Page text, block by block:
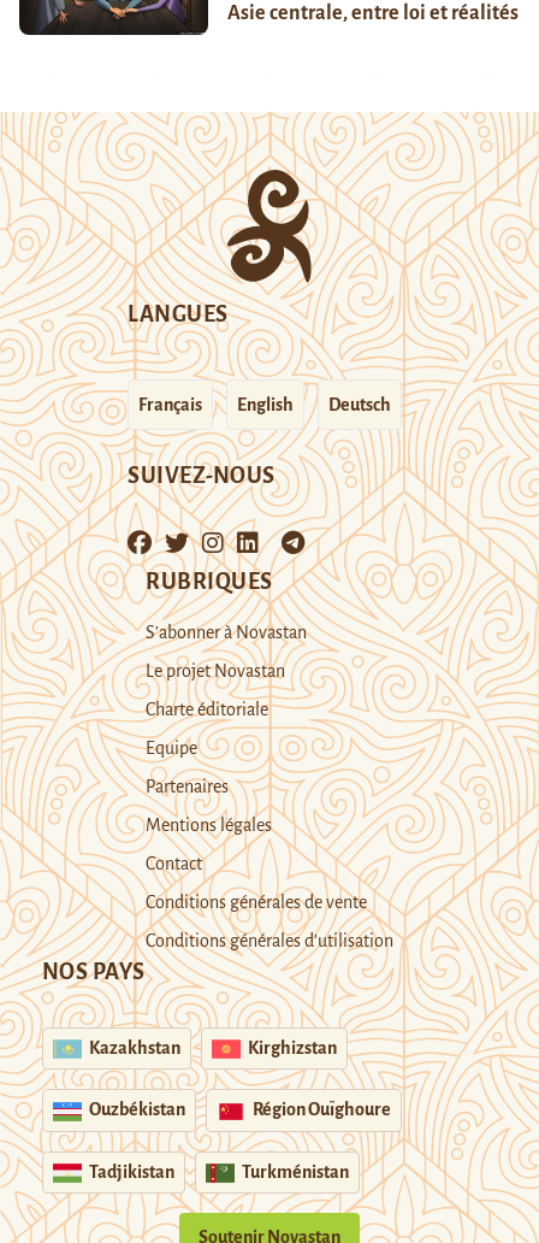
Asie centrale, entre loi et réalités
LANGUES
Français English Deutsch
SUIVEZ-NOUS
RUBRIQUES
S’abonner à Novastan
Le projet Novastan
Charte éditoriale
Equipe
Partenaires
Mentions légales
Contact
Conditions générales de vente
Conditions générales d’utilisation
NOS PAYS
Kazakhstan Kirghizstan
Ouzbékistan Région Ouïghoure
Tadjikistan Turkménistan
Soutenir Novastan